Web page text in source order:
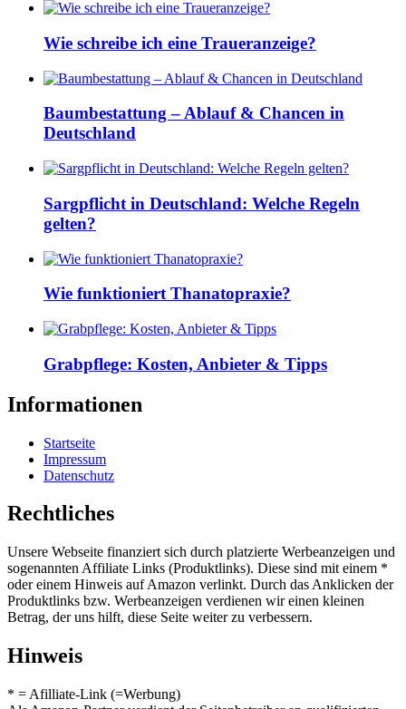
Wie schreibe ich eine Traueranzeige?
Baumbestattung – Ablauf & Chancen in
Deutschland
Sargpflicht in Deutschland: Welche Regeln
gelten?
Wie funktioniert Thanatopraxie?
Grabpflege: Kosten, Anbieter & Tipps
Informationen
Startseite
Impressum
Datenschutz
Rechtliches
Unsere Webseite finanziert sich durch platzierte Werbeanzeigen und
sogenannten Affiliate Links (Produktlinks). Diese sind mit einem *
oder einem Hinweis auf Amazon verlinkt. Durch das Anklicken der
Produktlinks bzw. Werbeanzeigen verdienen wir einen kleinen
Betrag, der uns hilft, diese Seite weiter zu verbessern.
Hinweis
* = Afilliate-Link (=Werbung)